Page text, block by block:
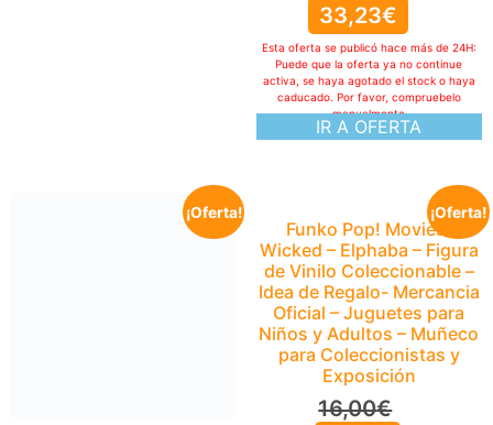
33,23€
IR A OFERTA
Esta oferta se publicó hace más de 24H:
Puede que la oferta ya no continue
activa, se haya agotado el stock o haya
caducado. Por favor, compruebelo
manualmente
¡Oferta!
Sonic 3 la Película Figura
¡Oferta!
Funko Pop! Movies:
Wicked – Elphaba – Figura
de Vinilo Coleccionable –
Idea de Regalo- Mercancia
Oficial – Juguetes para
Niños y Adultos – Muñeco
para Coleccionistas y
Exposición
16,00€